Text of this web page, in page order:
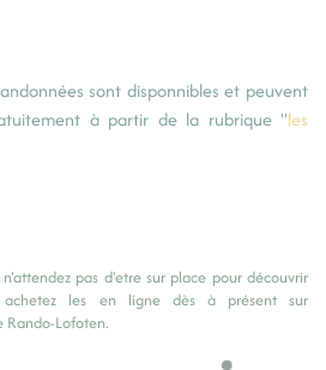
sont disponnibles et peuvent
à partir de la rubrique "les
pas d'etre sur place pour découvrir
achetez les en ligne dès à présent sur
Lofoten.